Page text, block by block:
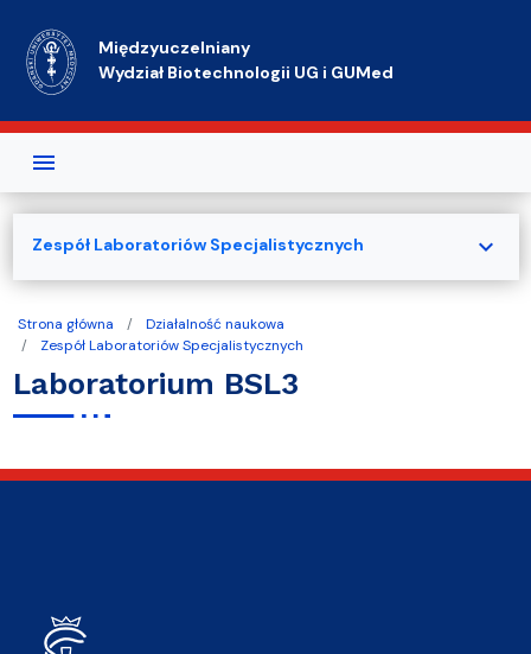
Międzyuczelniany
Wydział Biotechnologii UG i GUMed
Strona główna
Działalność naukowa
Zespół Laboratoriów Specjalistycznych
Laboratorium BSL3
Zespół Laboratoriów Specjalistycznych expand_more